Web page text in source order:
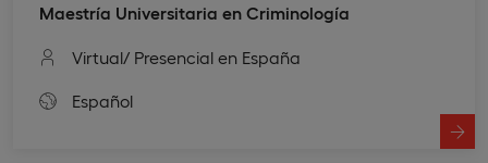
Maestría Universitaria en Criminología
Virtual/ Presencial en España
Español